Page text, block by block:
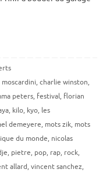
, charlie winston,
peters, festival, florian
, kilo, kyo, les
demeyere, mots zik, mots
du monde, nicolas
, pietre, pop, rap, rock,
allard, vincent sanchez,